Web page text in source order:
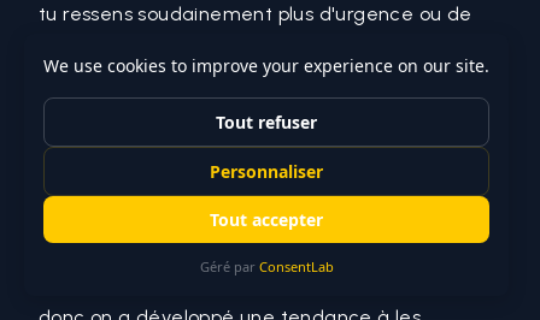
tu ressens soudainement plus d'urgence ou de
spécialement envie avant. Cela s'explique par
notre fonctionnement psychologique et
biologique.
Pourquoi ça marche ?En gros, notre cerveau est
câblé pour valoriser ce qui est rare. Dans la
nature, les ressources limitées (comme la
nourriture ou l'eau) sont vitales pour la survie,